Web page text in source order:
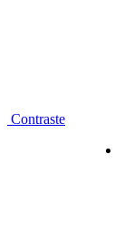
Contraste